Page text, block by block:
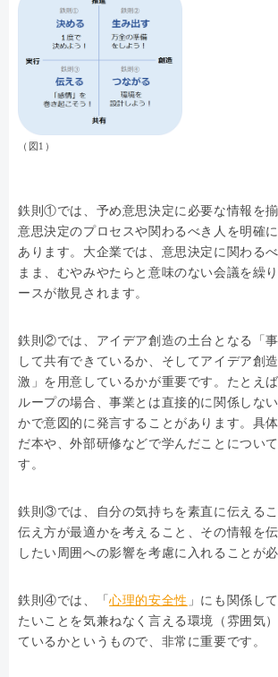
（図1）
鉄則①では、予め意思決定に必要な情報を揃
意思決定のプロセスや関わるべき人を明確
あります。大企業では、意思決定に関わる
まま、むやみやたらと意味のない会議を繰
ースが散見されます。
鉄則②では、アイデア創造の土台となる「
して共有できているか、そしてアイデア創
激」を用意しているかが重要です。たとえ
ループの場合、事業とは直接的に関係しな
かで意図的に発言することがあります。具
だ本や、外部研修などで学んだことについ
す。
鉄則③では、自分の気持ちを素直に伝える
伝え方が最適かを考えること、その情報を
したい周囲への影響を考慮に入れることが
鉄則④では、「心理的安全性 」にも関係し
たいことを気兼ねなく言える環境（雰囲気
ているかというもので、非常に重要です。